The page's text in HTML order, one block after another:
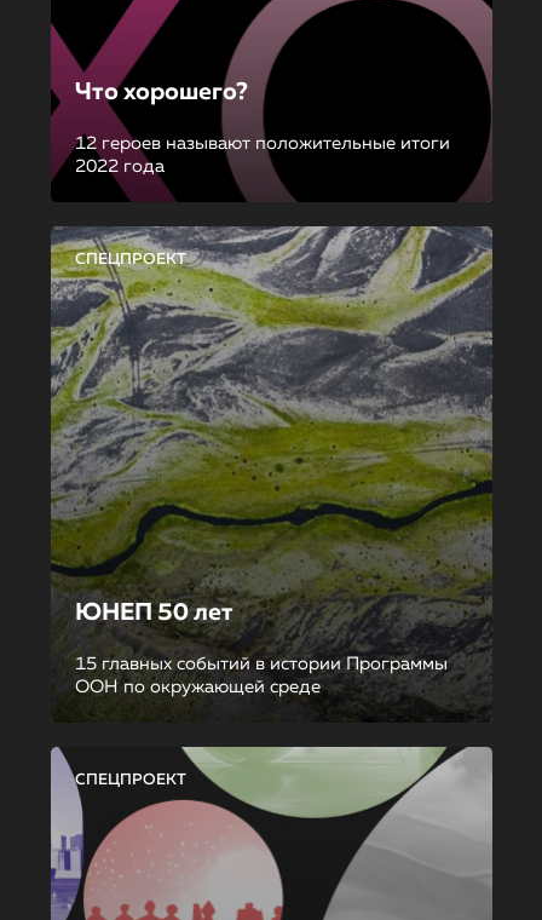
Что хорошего?
12 героев называют положительные итоги
2022 года
СПЕЦПРОЕКТ
ЮНЕП 50 лет
15 главных событий в истории Программы
ООН по окружающей среде
СПЕЦПРОЕКТ